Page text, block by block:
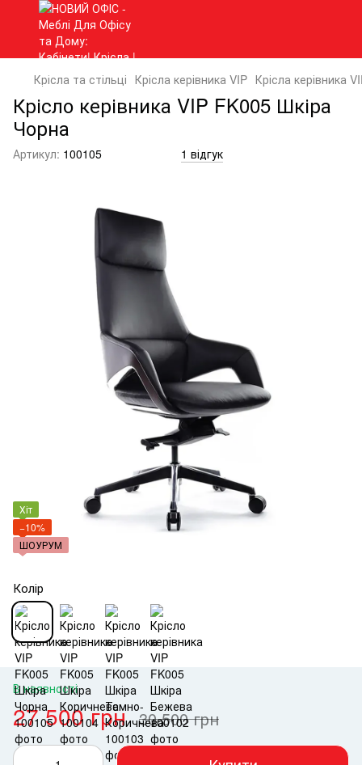
Крісла та стільці Крісла керівника VIP Крісла керівника
Крісло керівника VIP FK005 Шкіра
Чорна
Артикул: 100105 1 відгук
Хіт
−10%
ШОУРУМ
Колір
В наявності
27 500 грн 30 500 грн